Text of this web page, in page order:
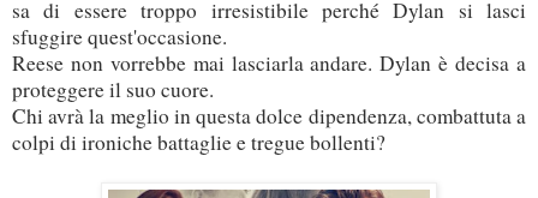
sa di essere troppo irresistibile perché Dylan si lasci
sfuggire quest'occasione.
Reese non vorrebbe mai lasciarla andare. Dylan è decisa a
proteggere il suo cuore.
Chi avrà la meglio in questa dolce dipendenza, combattuta a
colpi di ironiche battaglie e tregue bollenti?